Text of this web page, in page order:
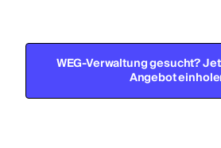
WEG-Verwaltung gesucht?
Angebot